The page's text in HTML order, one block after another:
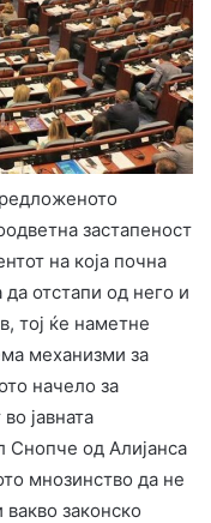
застапеност
на која почна
да отстапи од него и
тој ќе наметне
механизми за
начело за
јавната
Снопче од Алијанса
мнозинство да не
законско